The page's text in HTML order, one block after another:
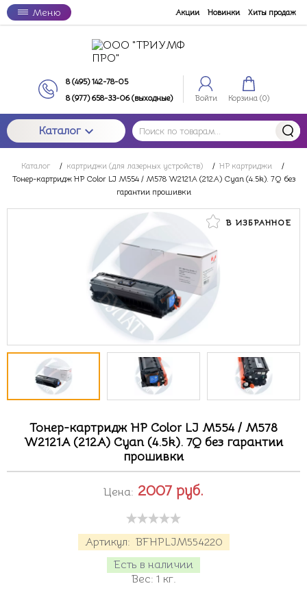
Меню Акции Новинки Хиты продаж
8 (495) 142-78-05
8 (977) 658-33-06 (выходные)
Войти Корзина (0)
Каталог
Каталог / картриджи (для лазерных устройств) / HP картриджи
/
Тонер-картридж HP Color LJ M554 / M578 W2121A (212A) Cyan (4.5k). 7Q без
гарантии прошивки
В ИЗБРАННОЕ
Тонер-картридж HP Color LJ M554 / M578
W2121A (212A) Cyan (4.5k). 7Q без гарантии
прошивки
Артикул: BFHPLJM554220
Есть в наличии
Вес: 1 кг.
Цена: 2007 руб.